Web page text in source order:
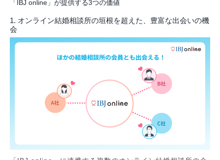
「IBJ online」が提供する3つの価値
1. オンライン結婚相談所の垣根を超えた、豊富な出会いの機
会